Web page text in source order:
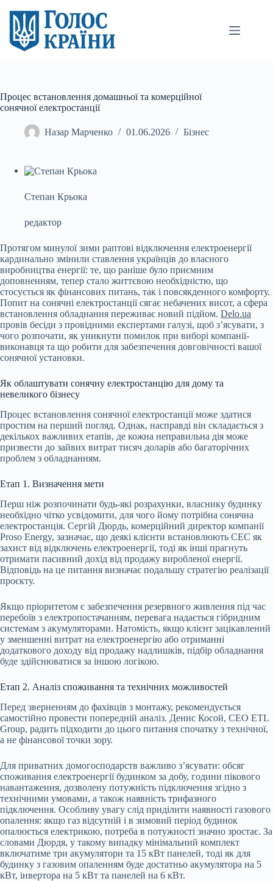
вмісту
Процес встановлення домашньої та комерційної
сонячної електростанції
Назар Марченко 01.06.2026 Бізнес
Степан Крьока
редактор
Протягом минулої зими раптові відключення електроенергії
кардинально змінили ставлення українців до власного
виробництва енергії: те, що раніше було приємним
доповненням, тепер стало життєвою необхідністю, що
стосується як фінансових питань, так і повсякденного комфорту.
Попит на сонячні електростанції сягає небачених висот, а сфера
встановлення обладнання переживає новий підйом. Delo.ua
провів бесіди з провідними експертами галузі, щоб з’ясувати, з
чого розпочати, як уникнути помилок при виборі компанії-
виконавця та що робити для забезпечення довговічності вашої
сонячної установки.
Як облаштувати сонячну електростанцію для дому та
невеликого бізнесу
Процес встановлення сонячної електростанції може здатися
простим на перший погляд. Однак, насправді він складається з
декількох важливих етапів, де кожна неправильна дія може
призвести до зайвих витрат тисяч доларів або багаторічних
проблем з обладнанням.
Етап 1. Визначення мети
Перш ніж розпочинати будь-які розрахунки, власнику будинку
необхідно чітко усвідомити, для чого йому потрібна сонячна
електростанція. Сергій Дюрдь, комерційний директор компанії
Proso Energy, зазначає, що деякі клієнти встановлюють СЕС як
захист від відключень електроенергії, тоді як інші прагнуть
отримати пасивний дохід від продажу виробленої енергії.
Відповідь на це питання визначає подальшу стратегію реалізації
проєкту.
Якщо пріоритетом є забезпечення резервного живлення під час
перебоїв з електропостачанням, перевага надається гібридним
системам з акумуляторами. Натомість, якщо клієнт зацікавлений
у зменшенні витрат на електроенергію або отриманні
додаткового доходу від продажу надлишків, підбір обладнання
буде здійснюватися за іншою логікою.
Етап 2. Аналіз споживання та технічних можливостей
Перед зверненням до фахівців з монтажу, рекомендується
самостійно провести попередній аналіз. Денис Косой, CEO ETL
Group, радить підходити до цього питання спочатку з технічної,
а не фінансової точки зору.
Для приватних домогосподарств важливо з’ясувати: обсяг
споживання електроенергії будинком за добу, години пікового
навантаження, дозволену потужність підключення згідно з
технічними умовами, а також наявність трифазного
підключення. Особливу увагу слід приділити наявності газового
опалення: якщо газ відсутній і в зимовий період будинок
опалюється електрикою, потреба в потужності значно зростає. За
словами Дюрдя, у такому випадку мінімальний комплект
включатиме три акумулятори та 15 кВт панелей, тоді як для
будинку з газовим опаленням буде достатньо акумулятора на 5
кВт, інвертора на 5 кВт та панелей на 6 кВт.